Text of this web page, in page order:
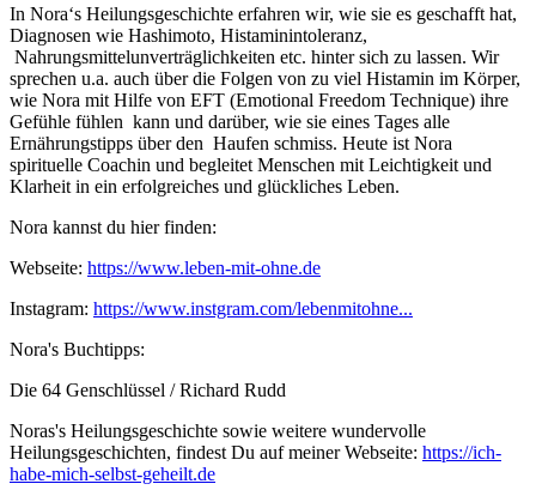
In Nora‘s Heilungsgeschichte erfahren wir, wie sie es geschafft hat,
Diagnosen wie Hashimoto, Histaminintoleranz,
Nahrungsmittelunverträglichkeiten etc. hinter sich zu lassen. Wir
sprechen u.a. auch über die Folgen von zu viel Histamin im Körper,
wie Nora mit Hilfe von EFT (Emotional Freedom Technique) ihre
Gefühle fühlen kann und darüber, wie sie eines Tages alle
Ernährungstipps über den Haufen schmiss. Heute ist Nora
spirituelle Coachin und begleitet Menschen mit Leichtigkeit und
Klarheit in ein erfolgreiches und glückliches Leben.
Nora kannst du hier finden:
Webseite: https://www.leben-mit-ohne.de
Instagram: https://www.instgram.com/lebenmitohne...
Nora's Buchtipps:
Die 64 Genschlüssel / Richard Rudd
Noras's Heilungsgeschichte sowie weitere wundervolle
Heilungsgeschichten, findest Du auf meiner Webseite: https://ich-
habe-mich-selbst-geheilt.de